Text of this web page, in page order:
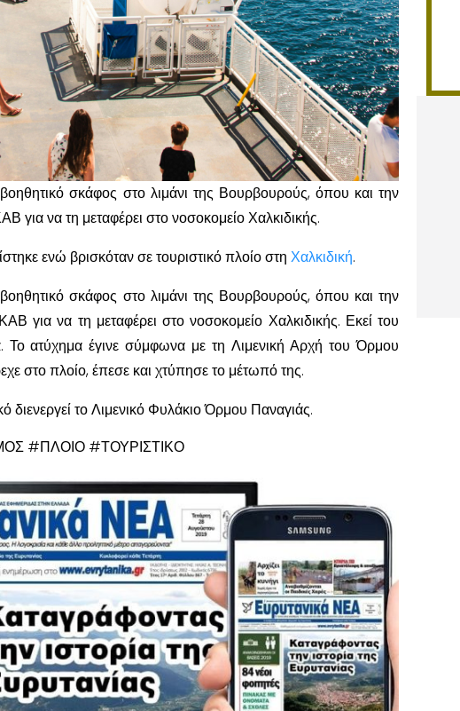
σκάφος στο λιμάνι της Βουρβουρούς, όπου και την
να τη μεταφέρει στο νοσοκομείο Χαλκιδικής.
ενώ βρισκόταν σε τουριστικό πλοίο στη Χαλκιδική.
σκάφος στο λιμάνι της Βουρβουρούς, όπου και την
για να τη μεταφέρει στο νοσοκομείο Χαλκιδικής. Εκεί του
Το ατύχημα έγινε σύμφωνα με τη Λιμενική Αρχή του Όρμου
στο πλοίο, έπεσε και χτύπησε το μέτωπό της.
διενεργεί το Λιμενικό Φυλάκιο Όρμου Παναγιάς.
#ΠΛΟΙΟ #ΤΟΥΡΙΣΤΙΚΟ